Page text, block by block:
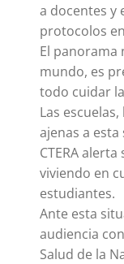
a docentes y
protocolos
El panorama
mundo, es
todo cuidar
Las
ajenas a
CTERA
viviendo en
estudiantes.
Ante esta
audiencia
Salud de la